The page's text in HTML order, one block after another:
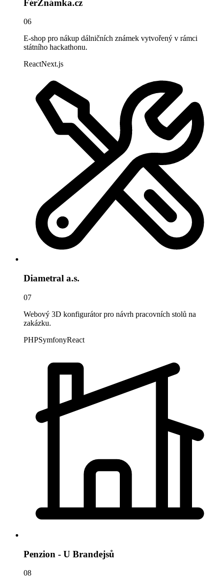
FérZnámka.cz
06
E-shop pro nákup dálničních známek vytvořený v rámci
státního hackathonu.
ReactNext.js
Diametral a.s.
07
Webový 3D konfigurátor pro návrh pracovních stolů na
zakázku.
PHPSymfonyReact
Penzion - U Brandejsů
08